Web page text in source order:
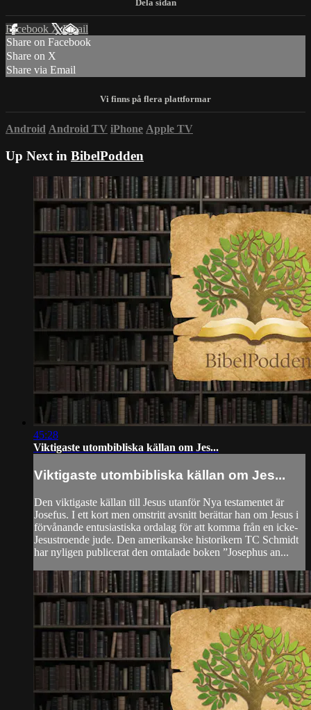
Facebook XEmail
Share on Facebook
Share on X
Share via Email
Android Android TV iPhone Apple TV
Up Next in BibelPodden
45:28
Viktigaste utombibliska källan om Jes...
Viktigaste utombibliska källan om Jes...
Den viktigaste källan till Jesus utanför Nya testamentet är
Josefus. I ett kort men omstritt avsnitt berättar han om Jesus i
förvånande entusiastiska ordalag för att komma från en icke-
Jesustroende jude. Den amerikanske historikern TC Schmidt
har nyligen publicerat den omtalade boken ”Josephus an...